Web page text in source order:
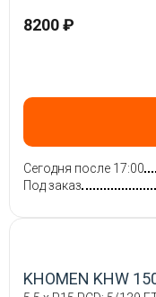
8200 ₽
Сегодня после 17:00
Под заказ
KHOMEN KHW